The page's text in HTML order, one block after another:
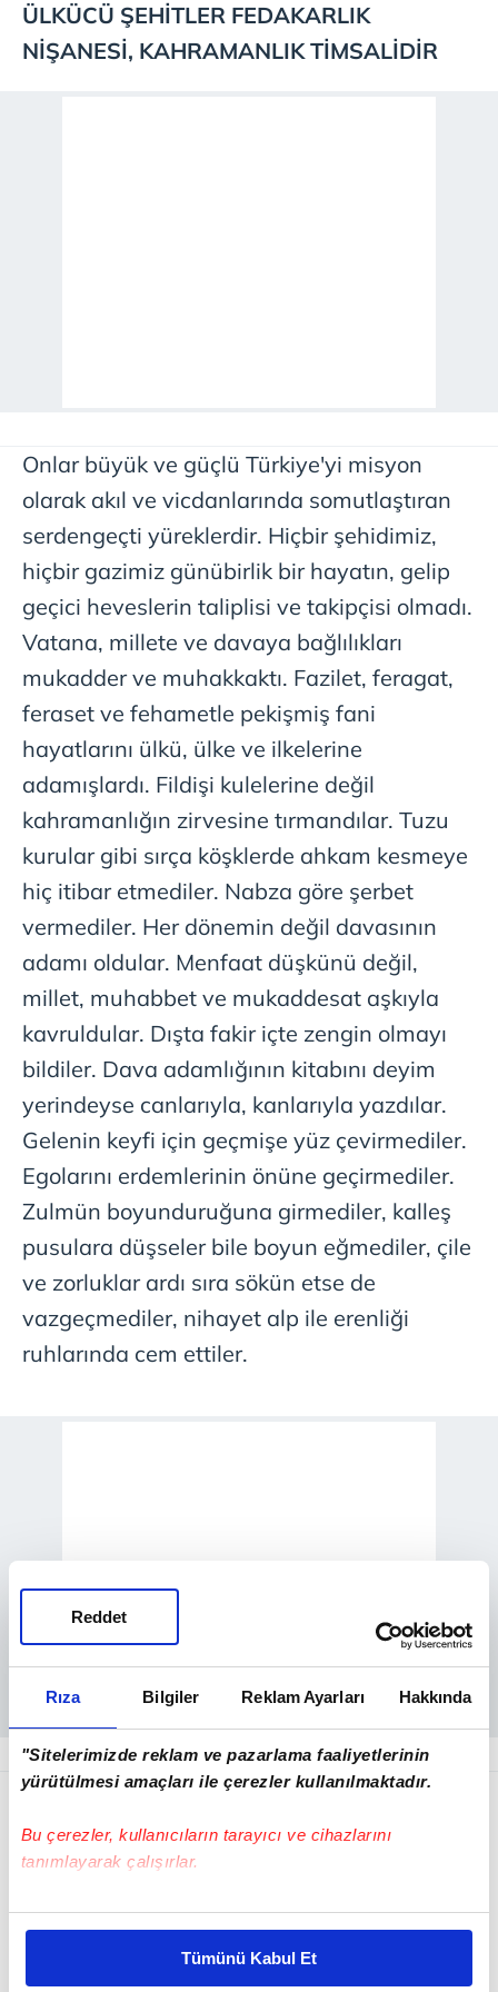
Rıza Bilgiler Reklam Ayarları Hakkında
"Sitelerimizde reklam ve pazarlama faaliyetlerinin
yürütülmesi amaçları ile çerezler kullanılmaktadır.
Bu çerezler, kullanıcıların tarayıcı ve cihazlarını
tanımlayarak çalışırlar.
Bu çerezlere izin vermeniz halinde sizlere özel
daha iyi reklam deneyimi yaşatabiliriz. Bunu yaparken
Tümünü Kabul Et
Reddet
ÜLKÜCÜ ŞEHİTLER FEDAKARLIK
NİŞANESİ, KAHRAMANLIK TİMSALİDİR
Onlar büyük ve güçlü Türkiye'yi misyon
olarak akıl ve vicdanlarında somutlaştıran
serdengeçti yüreklerdir. Hiçbir şehidimiz,
hiçbir gazimiz günübirlik bir hayatın, gelip
geçici heveslerin taliplisi ve takipçisi olmadı.
Vatana, millete ve davaya bağlılıkları
mukadder ve muhakkaktı. Fazilet, feragat,
feraset ve fehametle pekişmiş fani
hayatlarını ülkü, ülke ve ilkelerine
adamışlardı. Fildişi kulelerine değil
kahramanlığın zirvesine tırmandılar. Tuzu
kurular gibi sırça köşklerde ahkam kesmeye
hiç itibar etmediler. Nabza göre şerbet
vermediler. Her dönemin değil davasının
adamı oldular. Menfaat düşkünü değil,
millet, muhabbet ve mukaddesat aşkıyla
kavruldular. Dışta fakir içte zengin olmayı
bildiler. Dava adamlığının kitabını deyim
yerindeyse canlarıyla, kanlarıyla yazdılar.
Gelenin keyfi için geçmişe yüz çevirmediler.
Egolarını erdemlerinin önüne geçirmediler.
Zulmün boyunduruğuna girmediler, kalleş
pusulara düşseler bile boyun eğmediler, çile
ve zorluklar ardı sıra sökün etse de
vazgeçmediler, nihayet alp ile erenliği
ruhlarında cem ettiler.